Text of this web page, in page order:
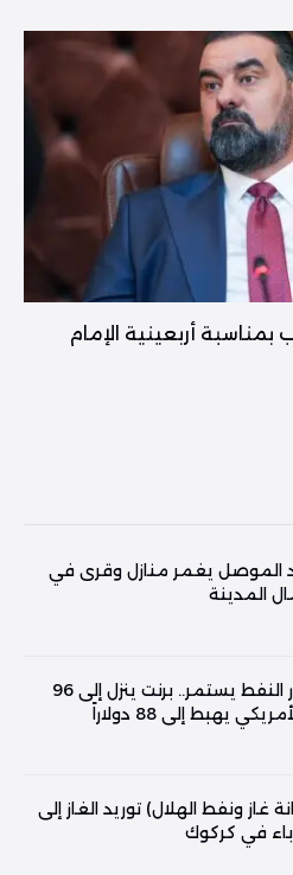
أربعينية الإمام
الموصل يغمر منازل وقرى في
المدينة
انخفاض أسعار النفط يستمر.. برنت ينزل إلى 96
يهبط إلى 88 دولاراً
غاز ونفط الهلال) توريد الغاز إلى
في كركوك